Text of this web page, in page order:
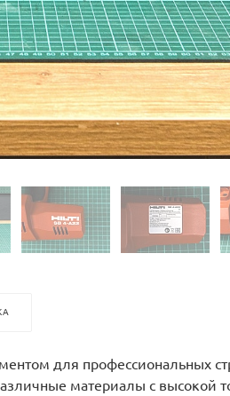
для профессиональных
материалы с